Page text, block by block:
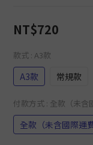
NT$720
款式 : A3款
A3款 常規款
付款方式 : 全款（未含
全款（未含國際運費